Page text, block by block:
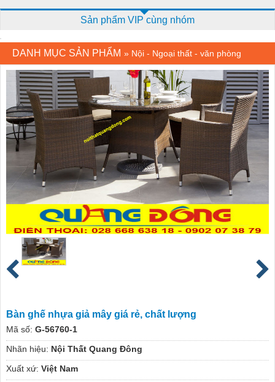
Sản phẩm VIP cùng nhóm
DANH MỤC SẢN PHẨM » Nội - Ngoại thất - văn phòng
Bàn ghế nhựa giả mây giá rẻ, chất lượng
Mã số: G-56760-1
Nhãn hiệu: Nội Thất Quang Đông
Xuất xứ: Việt Nam